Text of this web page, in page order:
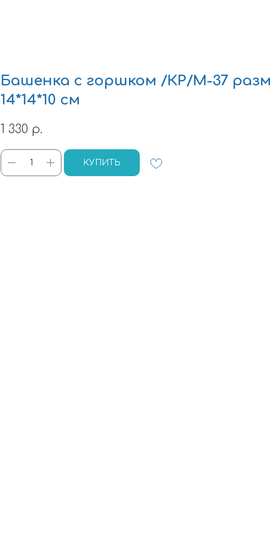
Башенка с горшком /КР/М-37
14*14*10 см
1 330 р.
КУПИТЬ